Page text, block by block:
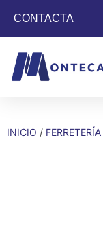
CONTACTA
INICIO / FERRETERÍA